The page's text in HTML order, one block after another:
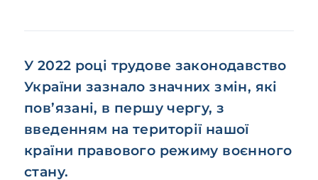
У 2022 році трудове законодавство
України зазнало значних змін, які
пов’язані, в першу чергу, з
введенням на території нашої
країни правового режиму воєнного
стану.